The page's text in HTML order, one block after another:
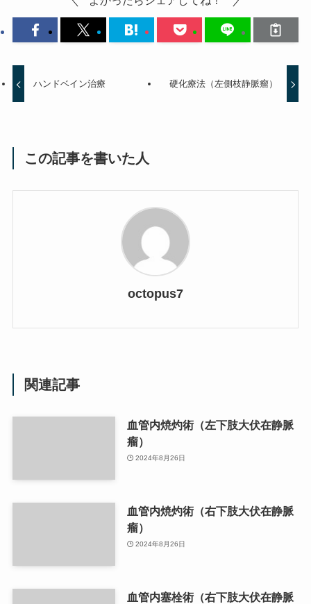
ハンドベイン治療 硬化療法（左側枝静脈瘤）
この記事を書いた人
octopus7
関連記事
血管内焼灼術（左下肢大伏在静脈
瘤）
2024年8月26日
血管内焼灼術（右下肢大伏在静脈
瘤）
2024年8月26日
血管内塞栓術（右下肢大伏在静脈